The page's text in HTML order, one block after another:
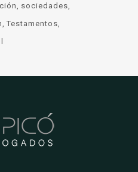
sociedades
Testamentos